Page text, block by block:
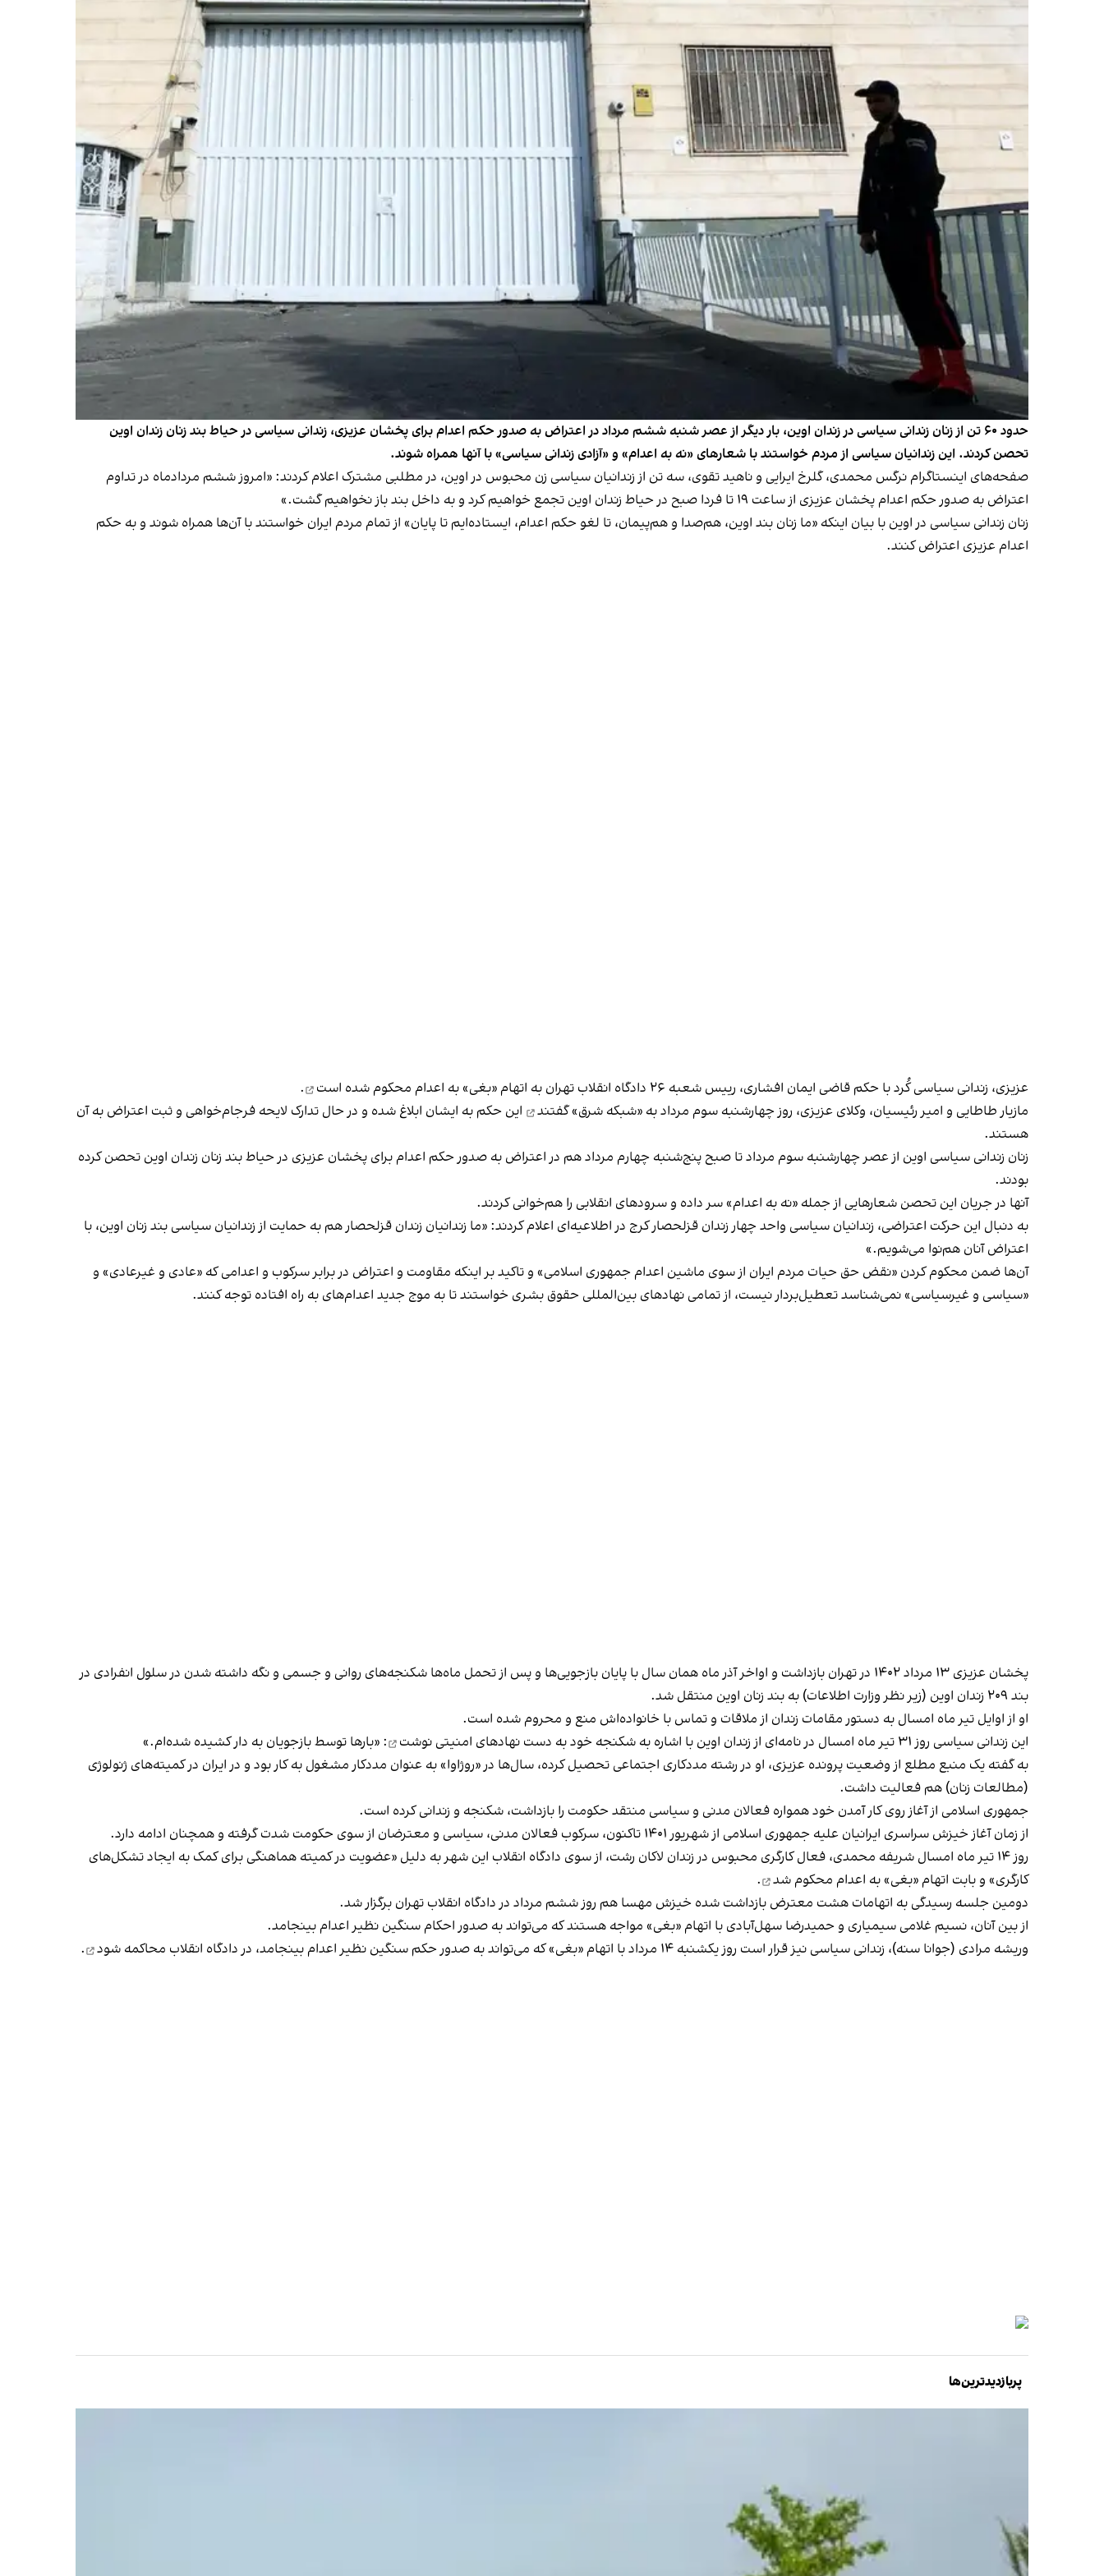
حدود ۶۰ تن از زنان زندانی سیاسی در زندان اوین، بار دیگر از عصر شنبه ششم مرداد در اعتراض به صدور حکم اعدام برای پخشان عزیزی، زندانی سیاسی در حیاط بند زنان زندان اوین
تحصن کردند. این زندانیان سیاسی از مردم خواستند با شعارهای «نه به اعدام» و «آزادی زندانی سیاسی» با آنها همراه شوند.
صفحه‌های اینستاگرام نرگس محمدی، گلرخ ایرایی و ناهید تقوی، سه تن از زندانیان سیاسی زن محبوس در اوین، در مطلبی مشترک اعلام کردند: «امروز ششم مردادماه در تداوم
اعتراض به صدور حکم اعدام پخشان عزیزی از ساعت ۱۹ تا فردا صبح در حیاط زندان اوین تجمع خواهیم کرد و به داخل بند باز نخواهیم گشت.»
زنان زندانی سیاسی در اوین با بیان اینکه «ما زنان بند اوین، هم‌صدا و هم‌پیمان، تا لغو حکم‌ اعدام، ایستاده‌ایم تا پایان» از تمام مردم ایران خواستند با آن‌ها همراه شوند و به حکم
اعدام عزیزی اعتراض کنند.
عزیزی، زندانی سیاسی کُرد با حکم قاضی ایمان افشاری، رییس شعبه ۲۶ دادگاه انقلاب تهران به اتهام «بغی» به اعدام محکوم شده است
.
مازیار طاطایی و امیر رئیسیان، وکلای عزیزی، روز چهارشنبه سوم مرداد به «شبکه شرق»گفتند
این حکم به ایشان ابلاغ شده و در حال تدارک لایحه فرجام‌خواهی و ثبت اعتراض به آن
هستند.
زنان زندانی سیاسی اوین از عصر چهارشنبه سوم مرداد تا صبح پنج‌شنبه چهارم مرداد هم در اعتراض به صدور حکم اعدام برای پخشان عزیزی در حیاط بند زنان زندان اوین تحصن کرده
بودند.
آنها در جریان این تحصن شعارهایی از جمله «نه به اعدام» سر داده و سرودهای انقلابی را هم‌خوانی کردند.
به دنبال این حرکت اعتراضی، زندانیان سیاسی واحد چهار زندان قزلحصار کرج در اطلاعیه‌ای اعلام کردند: «ما زندانیان زندان قزلحصار هم به حمایت از زندانیان سیاسی بند زنان اوین، با
اعتراض آنان هم‌نوا می‌شویم.»
آن‌ها ضمن محکوم کردن «نقض حق حیات مردم ایران از سوی ماشین اعدام جمهوری اسلامی» و تاکید بر اینکه مقاومت و اعتراض در برابر سرکوب و اعدامی که «عادی و غیرعادی» و
«سیاسی و غیرسیاسی» نمی‌شناسد تعطیل‌بردار نیست، از تمامی نهادهای بین‌المللی حقوق بشری خواستند تا به موج جدید اعدام‌های به راه افتاده توجه کنند.
پخشان عزیزی ۱۳ مرداد ۱۴۰۲ در تهران بازداشت و اواخر آذر ماه همان سال با پایان بازجویی‌ها و پس از تحمل ماه‌ها شکنجه‌های روانی و جسمی و نگه داشته شدن در سلول انفرادی در
بند ۲۰۹ زندان اوین (زیر نظر وزارت اطلاعات) به بند زنان اوین منتقل شد.
او از اوایل تیر ماه امسال به دستور مقامات زندان از ملاقات و تماس با خانواده‌اش منع و محروم شده است.
این زندانی سیاسی روز ۳۱ تیر ماه امسال در نامه‌ای از زندان اوین با اشاره به شکنجه خود به دست نهادهای امنیتی
نوشت
: «بارها توسط بازجویان به دار کشیده شده‌ام.»
به گفته یک منبع مطلع از وضعیت پرونده عزیزی، او در رشته مددکاری اجتماعی تحصیل کرده، سال‌ها در «روژاوا» به عنوان مددکار مشغول به کار بود و در ایران در کمیته‌های ژنولوژی
(مطالعات زنان) هم فعالیت داشت.
جمهوری اسلامی از آغاز روی کار آمدن خود همواره فعالان مدنی و سیاسی منتقد حکومت را بازداشت، شکنجه و زندانی کرده است.
از زمان آغاز خیزش سراسری ایرانیان علیه جمهوری اسلامی از شهریور ۱۴۰۱ تاکنون، سرکوب فعالان مدنی، سیاسی و معترضان از سوی حکومت شدت گرفته و همچنان ادامه دارد.
روز ۱۴ تیر ماه امسال شریفه محمدی، فعال کارگری محبوس در زندان لاکان رشت، از سوی دادگاه انقلاب این شهر به دلیل «عضویت در کمیته هماهنگی برای کمک به ایجاد تشکل‌های
کارگری» و بابت اتهام «بغی»به اعدام محکوم شد
.
دومین جلسه رسیدگی به اتهامات هشت معترض بازداشت شده خیزش مهسا هم روز ششم مرداد در دادگاه انقلاب تهران برگزار شد.
از بین آنان، نسیم غلامی سیمیاری و حمیدرضا سهل‌آبادی با اتهام «بغی» مواجه هستند که می‌تواند به صدور احکام سنگین نظیر اعدام بینجامد.
وریشه مرادی (جوانا سنه)، زندانی سیاسی نیز قرار است روز یکشنبه ۱۴ مرداد با اتهام «بغی» که می‌تواند به صدور حکم سنگین نظیر اعدام بینجامد، در دادگاه انقلاب
محاکمه شود .
پربازدیدترین‌ها